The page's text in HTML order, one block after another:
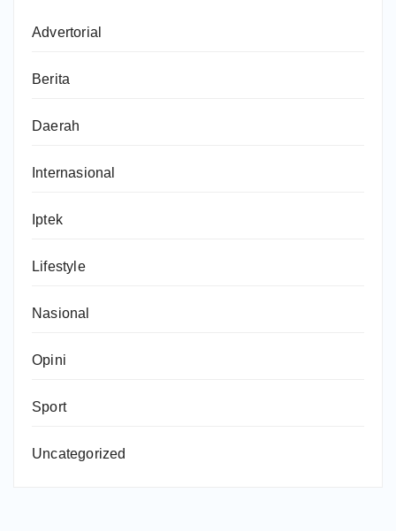
Advertorial
Berita
Daerah
Internasional
Iptek
Lifestyle
Nasional
Opini
Sport
Uncategorized